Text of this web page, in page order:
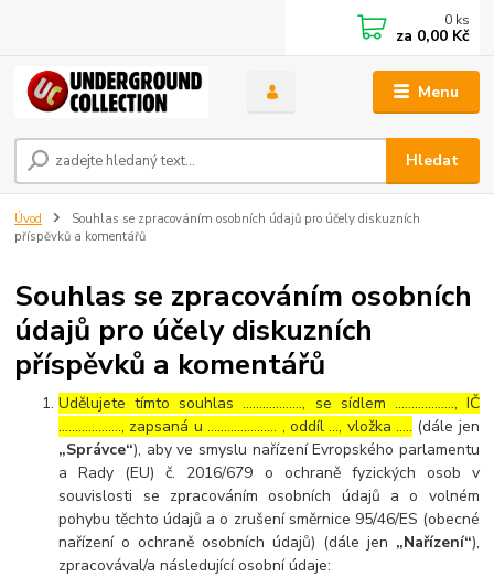
Menu
Hledat
0 ks
za 0,00 Kč
Úvod
Souhlas se zpracováním osobních údajů pro účely diskuzních
příspěvků a komentářů
Souhlas se zpracováním osobních
údajů pro účely diskuzních
příspěvků a komentářů
Udělujete tímto souhlas ……………..., se sídlem ………………, IČ
………………., zapsaná u ………………… , oddíl …, vložka ….. (dále jen
„Správce“), aby ve smyslu nařízení Evropského parlamentu
a Rady (EU) č. 2016/679 o ochraně fyzických osob v
souvislosti se zpracováním osobních údajů a o volném
pohybu těchto údajů a o zrušení směrnice 95/46/ES (obecné
nařízení o ochraně osobních údajů) (dále jen „Nařízení“),
zpracovával/a následující osobní údaje: